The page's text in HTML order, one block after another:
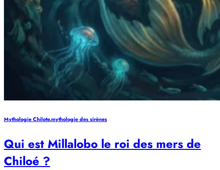
Mythologie Chilote,mythologie des sirènes
Qui est Millalobo le roi des mers de
Chiloé ?